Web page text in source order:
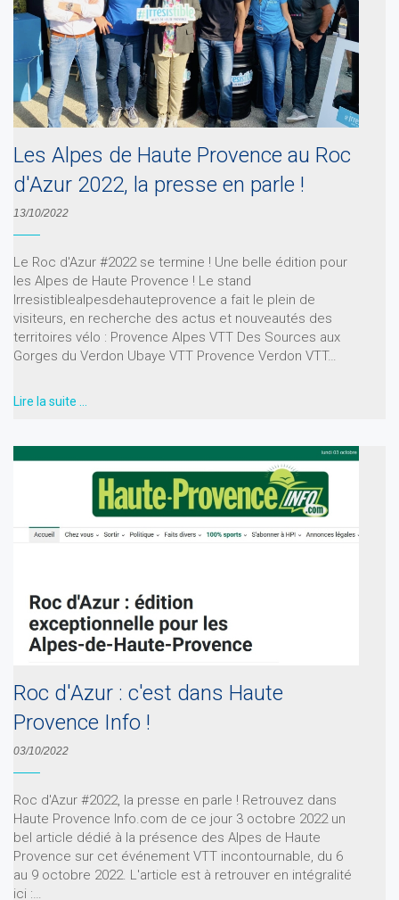
Les Alpes de Haute Provence au Roc
d'Azur 2022, la presse en parle !
13/10/2022
Le Roc d'Azur #2022 se termine ! Une belle édition pour
les Alpes de Haute Provence ! Le stand
Irresistiblealpesdehauteprovence a fait le plein de
visiteurs, en recherche des actus et nouveautés des
territoires vélo : Provence Alpes VTT Des Sources aux
Gorges du Verdon Ubaye VTT Provence Verdon VTT…
Lire la suite …
Roc d'Azur : c'est dans Haute
Provence Info !
03/10/2022
Roc d'Azur #2022, la presse en parle ! Retrouvez dans
Haute Provence Info.com de ce jour 3 octobre 2022 un
bel article dédié à la présence des Alpes de Haute
Provence sur cet événement VTT incontournable, du 6
au 9 octobre 2022. L'article est à retrouver en intégralité
ici :…